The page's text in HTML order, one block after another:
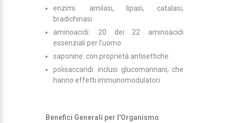
enzimi: amilasi, lipasi, catalasi,
bradichinasi
aminoacidi: 20 dei 22 aminoacidi
essenziali per l’uomo
saponine: con proprietà antisettiche
polisaccaridi: inclusi glucomannani, che
hanno effetti immunomodulatori
Benefici Generali per l'Organismo